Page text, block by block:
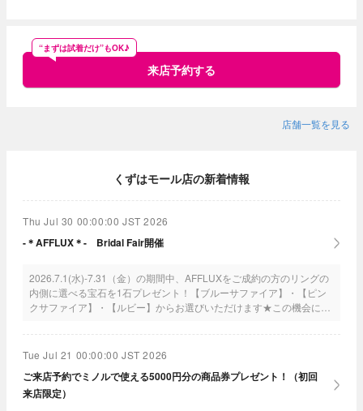
来店予約する
“まずは試着だけ”もOK♪
店舗一覧を見る
くずはモール店の新着情報
Thu Jul 30 00:00:00 JST 2026
-＊AFFLUX＊- Bridal Fair開催
2026.7.1(水)-7.31（金）の期間中、AFFLUXをご成約の方のリングの
内側に選べる宝石を1石プレゼント！【ブルーサファイア】・【ピン
クサファイア】・【ルビー】からお選びいただけます★この機会にぜ
Tue Jul 21 00:00:00 JST 2026
ご来店予約でミノルで使える5000円分の商品券プレゼント！（初回
来店限定）